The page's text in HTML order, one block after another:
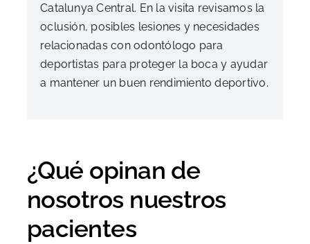
Catalunya Central. En la visita revisamos la
oclusión, posibles lesiones y necesidades
relacionadas con odontólogo para
deportistas para proteger la boca y ayudar
a mantener un buen rendimiento deportivo.
¿Qué opinan de
nosotros nuestros
pacientes